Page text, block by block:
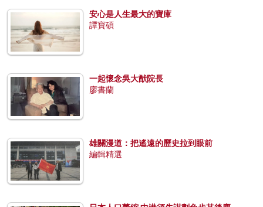
安心是人生最大的寶庫
譚寶碩
一起懷念吳大猷院長
廖書蘭
雄關漫道：把遙遠的歷史拉到眼前
編輯精選